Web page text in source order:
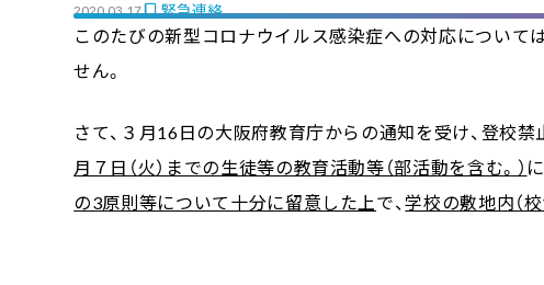
2020.03.17 緊急連絡
このたびの新型コロナウイルス感染症への対応について
せん。
さて、３月16日の大阪府教育庁からの通知を受け、登校禁
月７日（火）までの生徒等の教育活動等（部活動を含む。）
の3原則等について十分に留意した上 で、学校の敷地内（